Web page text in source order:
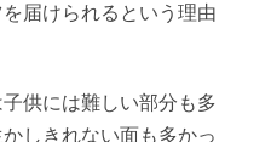
届けられるという理由
供には難しい部分も多
しきれない面も多かっ